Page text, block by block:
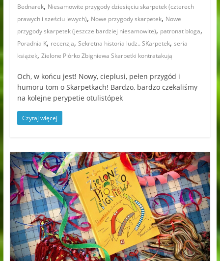
Bednarek, Niesamowite przygody dziesięciu skarpetek (czterech
prawych i sześciu lewych), Nowe przygody skarpetek, Nowe
przygody skarpetek (jeszcze bardziej niesamowite), patronat bloga,
Poradnia K, recenzja, Sekretna historia ludz.. SKarpetek, seria
książek, Zielone Piórko Zbigniewa Skarpetki kontratakują
Och, w końcu jest! Nowy, cieplusi, pełen przygód i
humoru tom o Skarpetkach! Bardzo, bardzo czekaliśmy
na kolejne perypetie otulistópek
Czytaj więcej